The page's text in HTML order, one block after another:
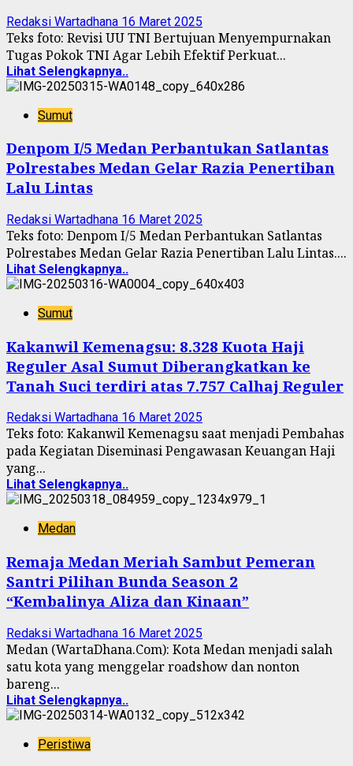
Redaksi Wartadhana 16 Maret 2025
Teks foto: Revisi UU TNI Bertujuan Menyempurnakan
Tugas Pokok TNI Agar Lebih Efektif Perkuat...
Lihat Selengkapnya..
Sumut
Denpom I/5 Medan Perbantukan Satlantas
Polrestabes Medan Gelar Razia Penertiban
Lalu Lintas
Redaksi Wartadhana 16 Maret 2025
Teks foto: Denpom I/5 Medan Perbantukan Satlantas
Polrestabes Medan Gelar Razia Penertiban Lalu Lintas....
Lihat Selengkapnya..
Sumut
Kakanwil Kemenagsu: 8.328 Kuota Haji
Reguler Asal Sumut Diberangkatkan ke
Tanah Suci terdiri atas 7.757 Calhaj Reguler
Redaksi Wartadhana 16 Maret 2025
Teks foto: Kakanwil Kemenagsu saat menjadi Pembahas
pada Kegiatan Diseminasi Pengawasan Keuangan Haji
yang...
Lihat Selengkapnya..
Medan
Remaja Medan Meriah Sambut Pemeran
Santri Pilihan Bunda Season 2
“Kembalinya Aliza dan Kinaan”
Redaksi Wartadhana 16 Maret 2025
Medan (WartaDhana.Com): Kota Medan menjadi salah
satu kota yang menggelar roadshow dan nonton
bareng...
Lihat Selengkapnya..
Peristiwa